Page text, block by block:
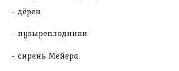
дёрен
пузыреплодники
сирень Мейера